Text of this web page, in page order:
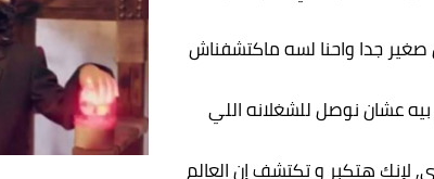
جدا واحنا لسه ماكتشفناش
عشان نوصل للشغلانه اللي
هتكبر و تكتشف إن العالم